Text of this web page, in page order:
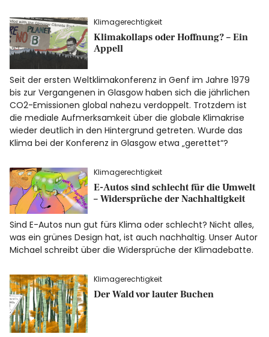
Klimagerechtigkeit
Klimakollaps oder Hoffnung? – Ein
Appell
Seit der ersten Weltklimakonferenz in Genf im Jahre 1979
bis zur Vergangenen in Glasgow haben sich die jährlichen
CO2-Emissionen global nahezu verdoppelt. Trotzdem ist
die mediale Aufmerksamkeit über die globale Klimakrise
wieder deutlich in den Hintergrund getreten. Wurde das
Klima bei der Konferenz in Glasgow etwa „gerettet“?
Klimagerechtigkeit
E-Autos sind schlecht für die Umwelt
– Widersprüche der Nachhaltigkeit
Sind E-Autos nun gut fürs Klima oder schlecht? Nicht alles,
was ein grünes Design hat, ist auch nachhaltig. Unser Autor
Michael schreibt über die Widersprüche der Klimadebatte.
Klimagerechtigkeit
Der Wald vor lauter Buchen